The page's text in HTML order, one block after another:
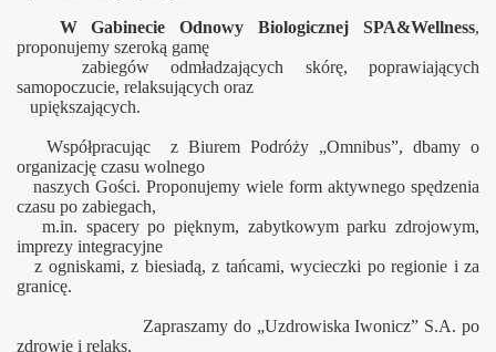
W Gabinecie Odnowy Biologicznej SPA&Wellness,
proponujemy szeroką gamę
zabiegów odmładzających skórę, poprawiających
samopoczucie, relaksujących oraz
upiększających.
Współpracując z Biurem Podróży „Omnibus”, dbamy o
organizację czasu wolnego
naszych Gości. Proponujemy wiele form aktywnego spędzenia
czasu po zabiegach,
m.in. spacery po pięknym, zabytkowym parku zdrojowym,
imprezy integracyjne
z ogniskami, z biesiadą, z tańcami, wycieczki po regionie i za
granicę.
Zapraszamy do „Uzdrowiska Iwonicz” S.A. po
zdrowie i relaks.